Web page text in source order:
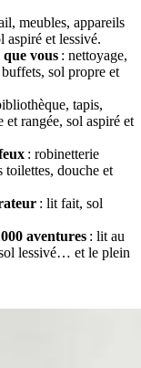
meubles, appareils
aspiré et lessivé.
vous : nettoyage,
sol propre et
tapis,
et rangée, sol aspiré et
: robinetterie
toilettes, douche et
: lit fait, sol
aventures : lit au
lessivé… et le plein